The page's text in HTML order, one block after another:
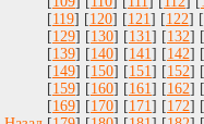
[119] [120] [121 ] [122] [
[129] [130] [131 ] [132] [
[139] [140] [141 ] [142] [
[149] [150] [151 ] [152] [
[159] [160] [161 ] [162] [
[169] [170] [171 ] [172] [